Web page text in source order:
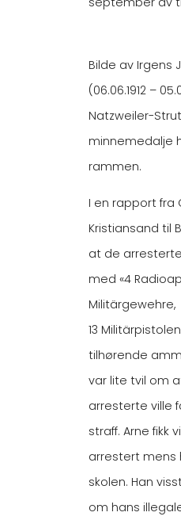
Bilde av Irgens
(06.06.1912 –
Natzweiler-
minnemedalje
rammen.
I en rapport fra
Kristiansand til
at de
med «4
Militärgewehre,
13
tilhørende
var lite tvil om
arresterte ville
straff. Arne fikk
arrestert mens
skolen. Han
om hans